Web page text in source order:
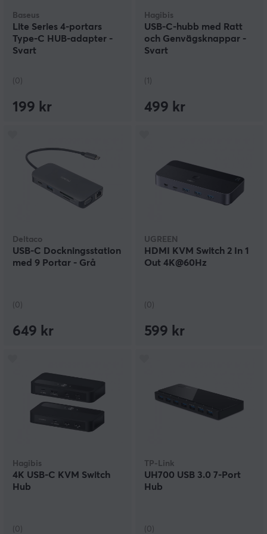
Baseus
Lite Series 4-portars
Type-C HUB-adapter -
Svart
(0)
199 kr
Hagibis
USB-C-hubb med Ratt
och Genvägsknappar -
Svart
(1)
499 kr
Deltaco
USB-C Dockningsstation
med 9 Portar - Grå
(0)
649 kr
UGREEN
HDMI KVM Switch 2 In 1
Out 4K@60Hz
(0)
599 kr
Hagibis
4K USB-C KVM Switch
Hub
(0)
TP-Link
UH700 USB 3.0 7-Port
Hub
(0)